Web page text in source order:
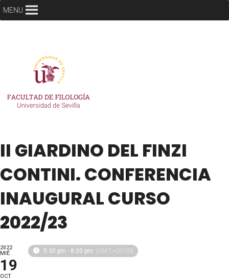
MENU
II GIARDINO DEL FINZI
CONTINI. CONFERENCIA
INAUGURAL CURSO
2022/23
2022
MIÉ
19
OCT
5:30 pm - 8:00 pm (GMT+00:00)